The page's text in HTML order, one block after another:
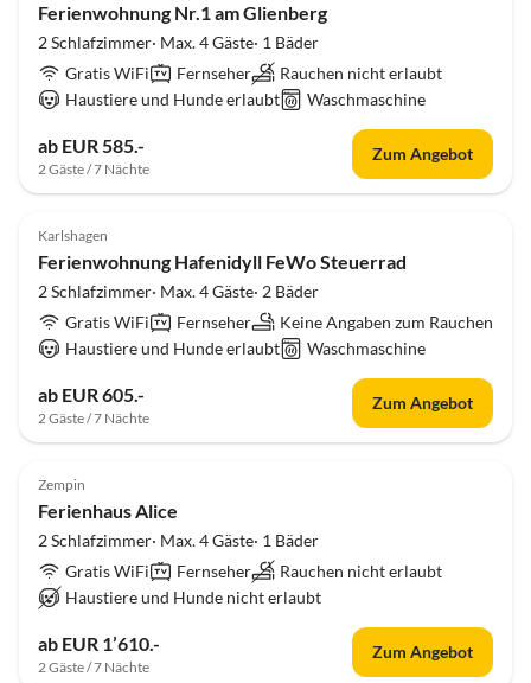
Ferienwohnung Nr.1 am Glienberg
2 Schlafzimmer· Max. 4 Gäste· 1 Bäder
Gratis WiFi
Fernseher
Rauchen nicht erlaubt
Haustiere und Hunde erlaubt
Waschmaschine
ab EUR 585.-
2 Gäste / 7 Nächte
Zum Angebot
Karlshagen
Ferienwohnung Hafenidyll FeWo Steuerrad
2 Schlafzimmer· Max. 4 Gäste· 2 Bäder
Gratis WiFi
Fernseher
Keine Angaben zum Rauchen
Haustiere und Hunde erlaubt
Waschmaschine
ab EUR 605.-
2 Gäste / 7 Nächte
Zum Angebot
Zempin
Ferienhaus Alice
2 Schlafzimmer· Max. 4 Gäste· 1 Bäder
Gratis WiFi
Fernseher
Rauchen nicht erlaubt
Haustiere und Hunde nicht erlaubt
ab EUR 1’610.-
2 Gäste / 7 Nächte
Zum Angebot